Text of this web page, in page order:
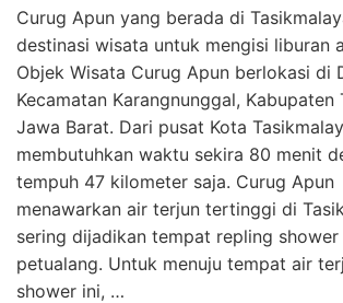
Curug Apun yang berada di
destinasi wisata untuk mengisi liburan
Objek Wisata Curug Apun berlokasi di
Kecamatan Karangnunggal, Kabupaten
Jawa Barat. Dari pusat Kota
membutuhkan waktu sekira 80 menit
tempuh 47 kilometer saja. Curug Apun
menawarkan air terjun tertinggi di
sering dijadikan tempat repling
petualang. Untuk menuju tempat air
shower ini, …